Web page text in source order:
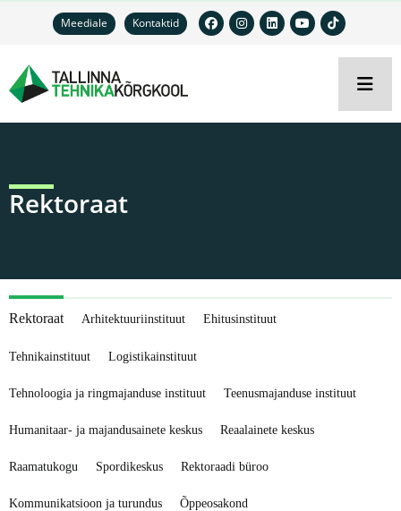
Meediale Kontaktid
Rektoraat
Rektoraat Arhitektuuriinstituut Ehitusinstituut
Tehnikainstituut Logistikainstituut
Tehnoloogia ja ringmajanduse instituut Teenusmajanduse instituut
Humanitaar- ja majandusainete keskus Reaalainete keskus
Raamatukogu Spordikeskus Rektoraadi büroo
Kommunikatsioon ja turundus Õppeosakond